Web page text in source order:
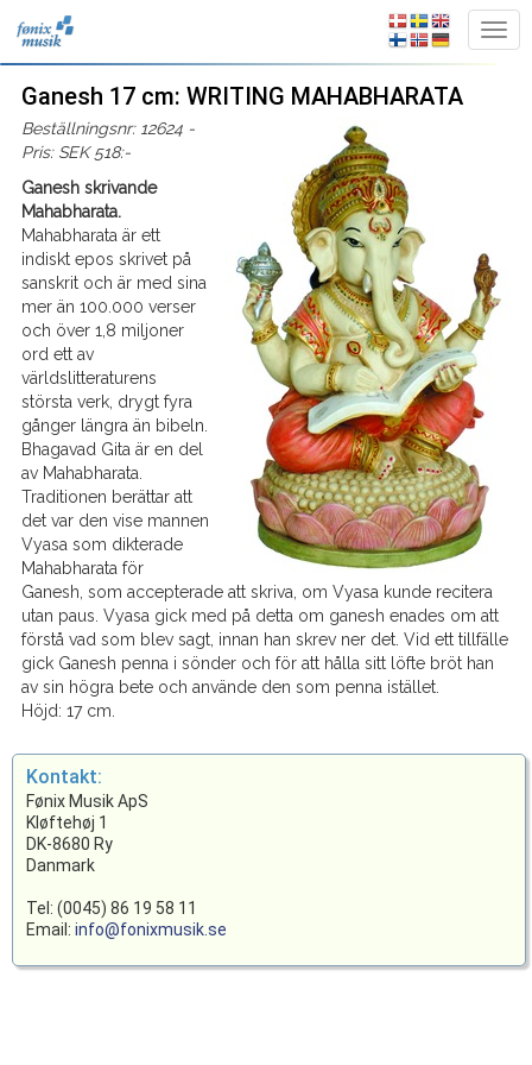
Ganesh 17 cm: WRITING MAHABHARATA
Beställningsnr: 12624 -
Pris: SEK 518:-
Ganesh skrivande
Mahabharata.
Mahabharata är ett
indiskt epos skrivet på
sanskrit och är med sina
mer än 100.000 verser
och över 1,8 miljoner
ord ett av
världslitteraturens
största verk, drygt fyra
gånger längra än bibeln.
Bhagavad Gita är en del
av Mahabharata.
Traditionen berättar att
det var den vise mannen
Vyasa som dikterade
Mahabharata för
Ganesh, som accepterade att skriva, om Vyasa kunde recitera
utan paus. Vyasa gick med på detta om ganesh enades om att
förstå vad som blev sagt, innan han skrev ner det. Vid ett tillfälle
gick Ganesh penna i sönder och för att hålla sitt löfte bröt han
av sin högra bete och använde den som penna istället.
Höjd: 17 cm.
Kontakt:
Fønix Musik ApS
Kløftehøj 1
DK-8680 Ry
Danmark
Tel: (0045) 86 19 58 11
Email: info@fonixmusik.se